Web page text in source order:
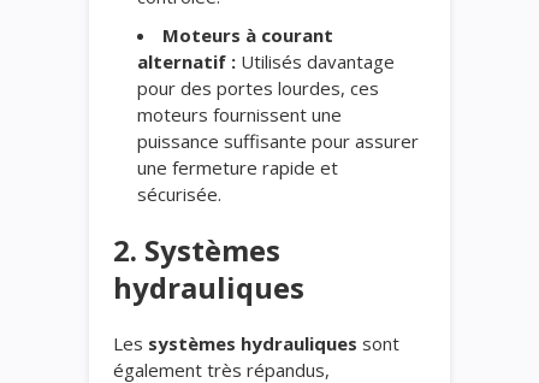
Moteurs à courant
alternatif : Utilisés davantage
pour des portes lourdes, ces
moteurs fournissent une
puissance suffisante pour assurer
une fermeture rapide et
sécurisée.
2. Systèmes
hydrauliques
Les systèmes hydrauliques sont
également très répandus,